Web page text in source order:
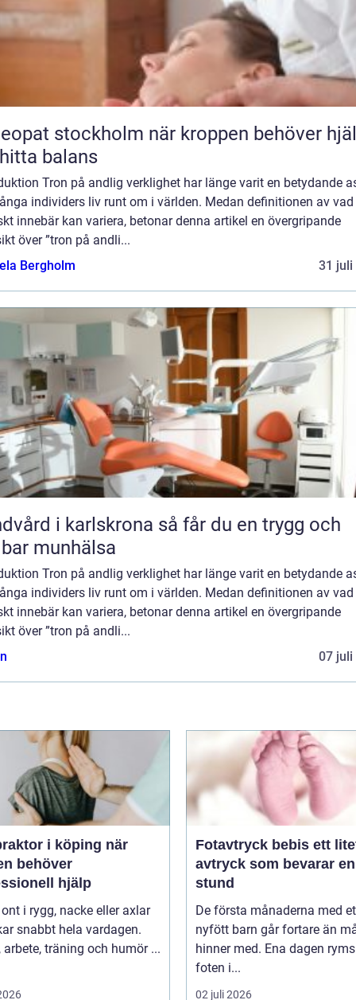
stockholm när kroppen behöver hjälp
balans
Tron på andlig verklighet har länge varit en betydande
individers liv runt om i världen. Medan definitionen av vad
innebär kan variera, betonar denna artikel en övergripande
över ”tron på andli...
Bergholm
31 juli
i karlskrona så får du en trygg och
munhälsa
Tron på andlig verklighet har länge varit en betydande
individers liv runt om i världen. Medan definitionen av vad
innebär kan variera, betonar denna artikel en övergripande
över ”tron på andli...
07 juli
i köping när
behöver
hjälp
i rygg, nacke eller axlar
snabbt hela vardagen.
arbete, träning och humör ...
Fotavtryck bebis ett litet
avtryck som bevarar
stund
De första månaderna med
nyfött barn går fortare än
hinner med. Ena dagen
foten i...
02 juli 2026